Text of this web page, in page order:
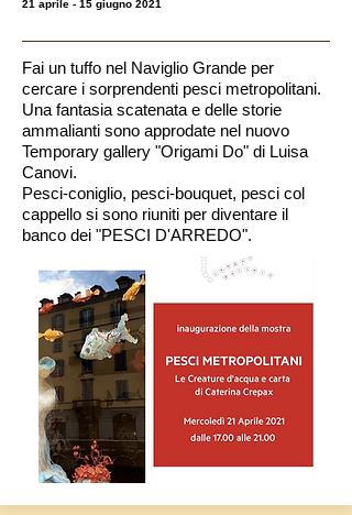
21 aprile - 15 giugno 2021
Fai un tuffo nel Naviglio Grande per
cercare i sorprendenti pesci metropolitani.
Una fantasia scatenata e delle storie
ammalianti sono approdate nel nuovo
Temporary gallery "Origami Do" di Luisa
Canovi.
Pesci-coniglio, pesci-bouquet, pesci col
cappello si sono riuniti per diventare il
banco dei "PESCI D'ARREDO".